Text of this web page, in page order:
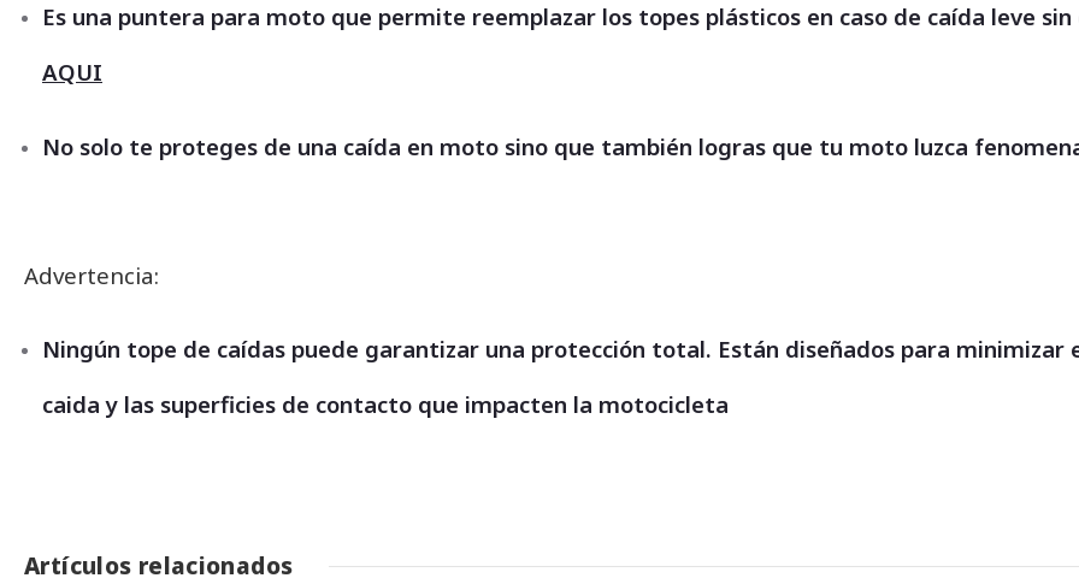
Es una puntera para moto que permite reemplazar los topes plásticos en caso de caída leve
AQUI
No solo te proteges de una caída en moto sino que también logras que tu moto luzca
Advertencia:
Ningún tope de caídas puede garantizar una protección total. Están diseñados para
caida y las superficies de contacto que impacten la motocicleta
Artículos relacionados